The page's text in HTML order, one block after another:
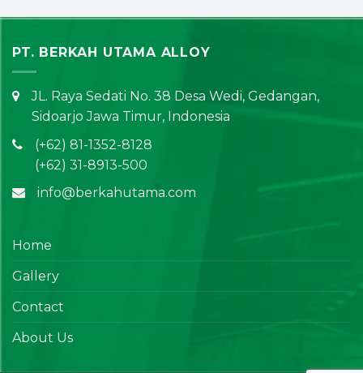
PT. BERKAH UTAMA ALLOY
JL. Raya Sedati No. 38 Desa Wedi, Gedangan,
Sidoarjo Jawa Timur, Indonesia
(+62) 81-1352-8128
(+62) 31-8913-500
info@berkahutama.com
Home
Gallery
Contact
About Us